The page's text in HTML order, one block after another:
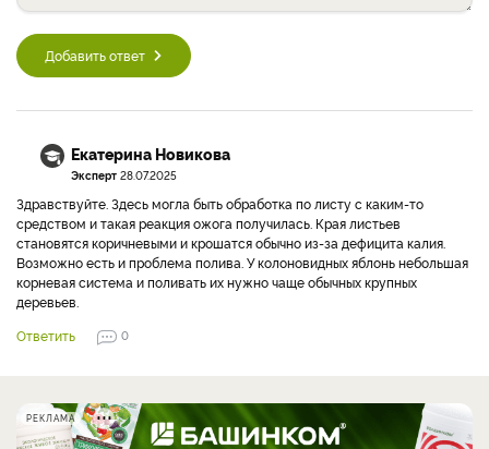
Добавить ответ
Екатерина Новикова
Эксперт 28.07.2025
Здравствуйте. Здесь могла быть обработка по листу с каким-то
средством и такая реакция ожога получилась. Края листьев
становятся коричневыми и крошатся обычно из-за дефицита калия.
Возможно есть и проблема полива. У колоновидных яблонь небольшая
корневая система и поливать их нужно чаще обычных крупных
деревьев.
Ответить
0
РЕКЛАМА